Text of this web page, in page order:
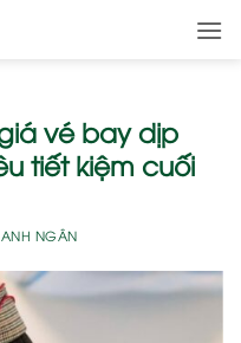
vé bay dịp
tiết kiệm cuối
NGÂN